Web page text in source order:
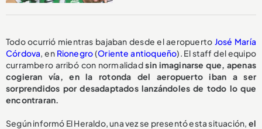
Todo ocurrió mientras bajaban desde el aeropuerto José María
Córdova, en Rionegro(Oriente antioqueño). El staff del equipo
currambero arribó con normalidadsin imaginarse que, apenas
cogieran vía, en la rotonda del aeropuerto iban a ser
sorprendidos por desadaptados lanzándoles de todo lo que
encontraran.
Según informó El Heraldo, una vez se presentó esta situación, el